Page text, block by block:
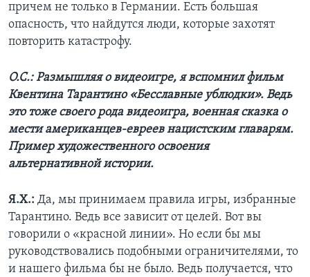
причем не только в Германии. Есть большая
опасность, что найдутся люди, которые захотят
повторить катастрофу.
О.С.: Размышляя о видеоигре, я вспомнил фильм
Квентина Тарантино «Бесславные ублюдки». Ведь
это тоже своего рода видеоигра, военная сказка о
мести американцев-евреев нацистским главарям.
Пример художественного освоения
альтернативной истории.
Я.Х.: Да, мы принимаем правила игры, избранные
Тарантино. Ведь все зависит от целей. Вот вы
говорили о «красной линии». Но если бы мы
руководствовались подобными ограничителями, то
и нашего фильма бы не было. Ведь получается, что